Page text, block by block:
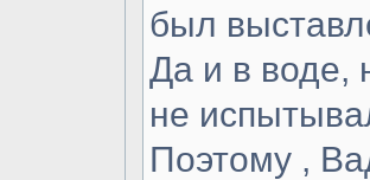
был
Да и в воде,
не
Поэтому ,